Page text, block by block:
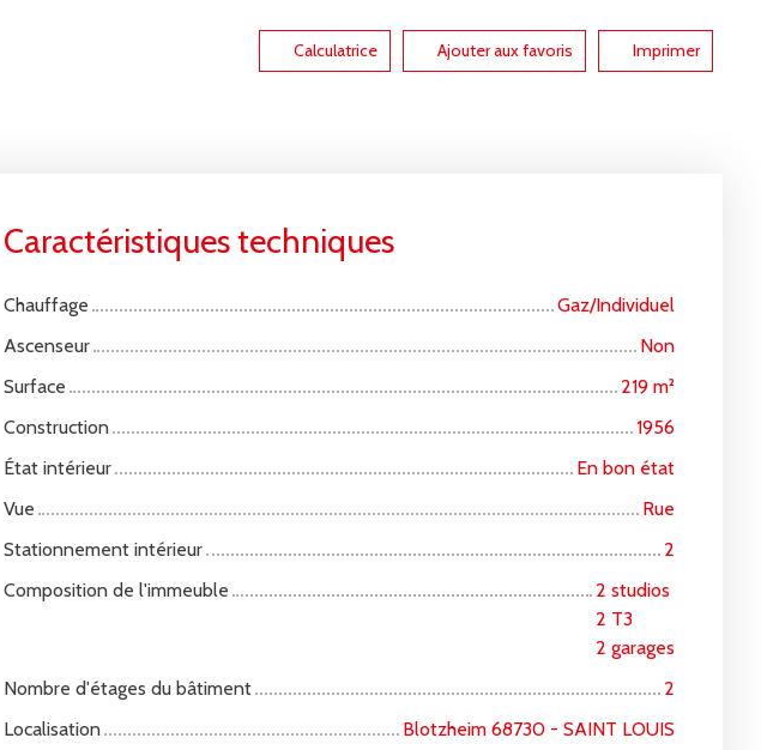
Calculatrice Ajouter aux favoris Imprimer
Caractéristiques techniques
Chauffage
Gaz/Individuel
Ascenseur
Non
Surface
219 m²
Construction
1956
État intérieur
En bon état
Vue
Rue
Stationnement intérieur
2
Composition de l'immeuble
2 studios
2 T3
2 garages
Nombre d'étages du bâtiment
2
Localisation
Blotzheim 68730 - SAINT LOUIS